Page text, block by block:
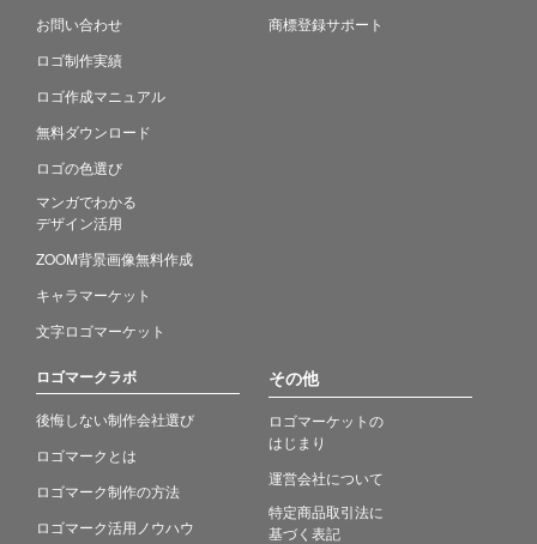
お問い合わせ
ロゴ制作実績
ロゴ作成マニュアル
無料ダウンロード
ロゴの色選び
マンガでわかる
デザイン活用
ZOOM背景画像無料作成
キャラマーケット
文字ロゴマーケット
商標登録サポート
ロゴマークラボ
後悔しない制作会社選び
ロゴマークとは
ロゴマーク制作の方法
ロゴマーク活用ノウハウ
その他
ロゴマーケットの
はじまり
運営会社について
特定商品取引法に
基づく表記